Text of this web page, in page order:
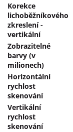
Korekce
lichoběžníkového
zkreslení -
vertikální
Zobrazitelné
barvy (v
milionech)
Horizontální
rychlost
skenování
Vertikální
rychlost
skenování